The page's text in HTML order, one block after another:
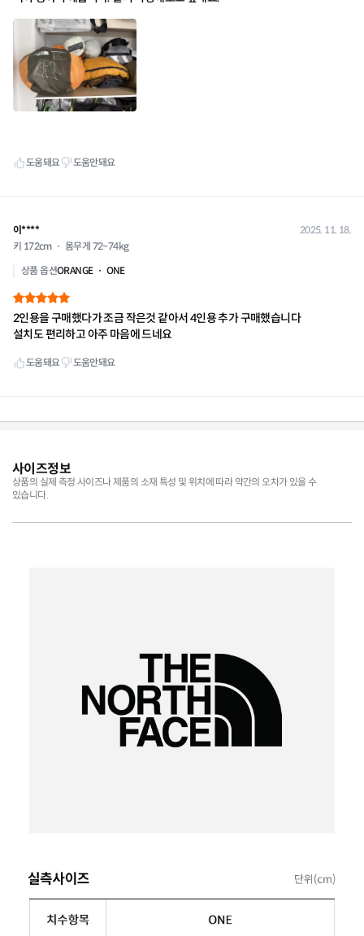
사이즈정보
상품의 실제 측정 사이즈나 제품의 소재 특성 및 위치에 따라 약간의 오차가 있을 수
있습니다.